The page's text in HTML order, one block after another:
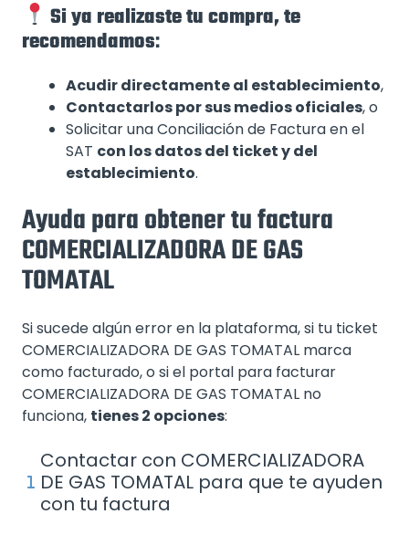
Si ya realizaste tu compra, te
recomendamos:
Acudir directamente al establecimiento,
Contactarlos por sus medios oficiales, o
Solicitar una Conciliación de Factura en el
SAT con los datos del ticket y del
establecimiento.
Ayuda para obtener tu factura
COMERCIALIZADORA DE GAS
TOMATAL
Si sucede algún error en la plataforma, si tu ticket
COMERCIALIZADORA DE GAS TOMATAL marca
como facturado, o si el portal para facturar
COMERCIALIZADORA DE GAS TOMATAL no
funciona, tienes 2 opciones:
Contactar con COMERCIALIZADORA
DE GAS TOMATAL para que te ayuden
con tu factura